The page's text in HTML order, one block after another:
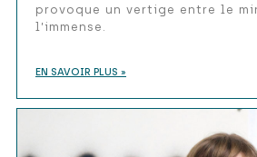
provoque un vertige entre le
l’immense.
EN SAVOIR PLUS »